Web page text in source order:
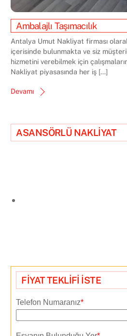
Ambalajlı Taşımacılık
Antalya Umut Nakliyat firması
içerisinde bulunmakta ve siz
hizmetini verebilmek için
Nakliyat piyasasında her iş […]
Devamı
ASANSÖRLÜ NAKLİYAT
FİYAT TEKLİFİ İSTE
Telefon Numaranız*